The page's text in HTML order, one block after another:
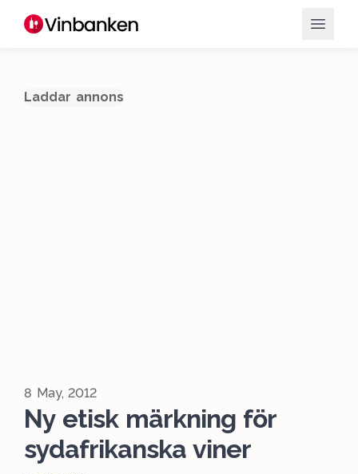
Laddar annons
8 May, 2012
Ny etisk märkning för
sydafrikanska viner